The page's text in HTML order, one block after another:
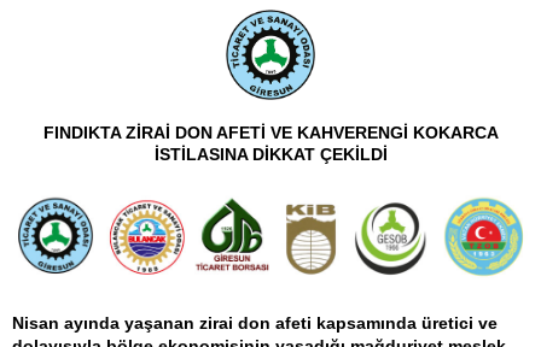
FINDIKTA ZİRAİ DON AFETİ VE KAHVERENGİ KOKARCA
İSTİLASINA DİKKAT ÇEKİLDİ
Nisan ayında yaşanan zirai don afeti kapsamında üretici ve